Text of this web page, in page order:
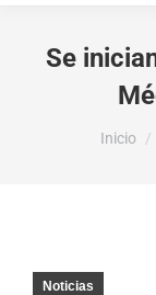
Se
Estás
Inicio
Noticias